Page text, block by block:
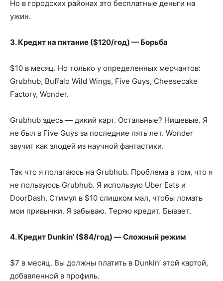
Но в городских районах это бесплатные деньги на
ужин.
3. Кредит на питание ($120/год) — Борьба
$10 в месяц. Но только у определенных мерчантов:
Grubhub, Buffalo Wild Wings, Five Guys, Cheesecake
Factory, Wonder.
Grubhub здесь — дикий карт. Остальные? Нишевые. Я
не был в Five Guys за последние пять лет. Wonder
звучит как злодей из научной фантастики.
Так что я полагаюсь на Grubhub. Проблема в том, что я
не пользуюсь Grubhub. Я использую Uber Eats и
DoorDash. Стимул в $10 слишком мал, чтобы ломать
мои привычки. Я забываю. Теряю кредит. Бывает.
4. Кредит Dunkin’ ($84/год) — Сложный режим
$7 в месяц. Вы должны платить в Dunkin’ этой картой,
добавленной в профиль.